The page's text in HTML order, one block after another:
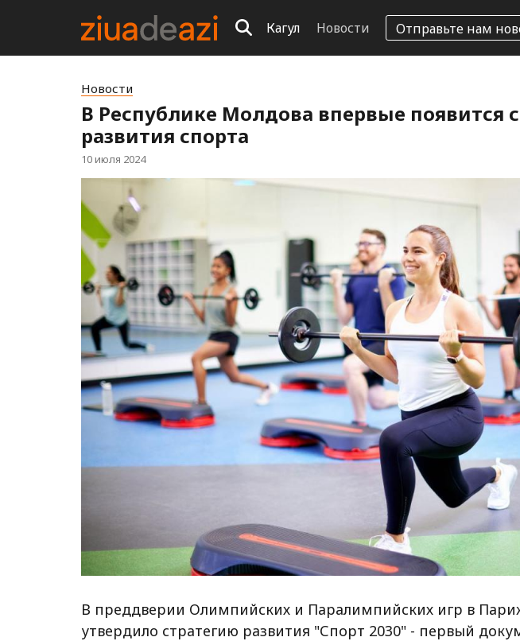
Кагул Новости Отправьте нам
Новости
В Республике Молдова впервые появится
развития спорта
10 июля 2024
В преддверии Олимпийских и Паралимпийских игр в
утвердило стратегию развития "Спорт 2030" - первый